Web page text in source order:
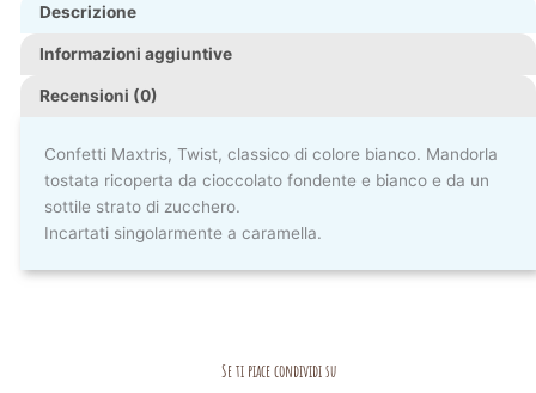
Descrizione
Informazioni aggiuntive
Recensioni (0)
Confetti Maxtris, Twist, classico di colore bianco. Mandorla
tostata ricoperta da cioccolato fondente e bianco e da un
sottile strato di zucchero.
Incartati singolarmente a caramella.
Se ti piace condividi su